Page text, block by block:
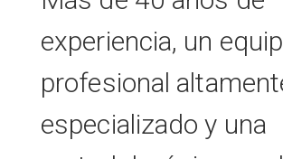
experiencia, un
profesional
especializado y una